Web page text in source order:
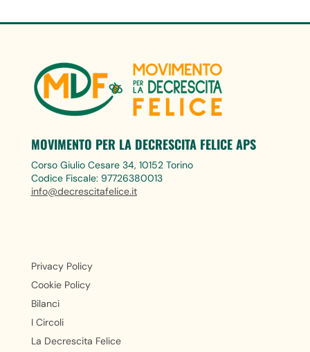
MOVIMENTO PER LA DECRESCITA FELICE APS
Corso Giulio Cesare 34, 10152 Torino
Codice Fiscale: 97726380013
info@decrescitafelice.it
Privacy Policy
Cookie Policy
Bilanci
I Circoli
La Decrescita Felice